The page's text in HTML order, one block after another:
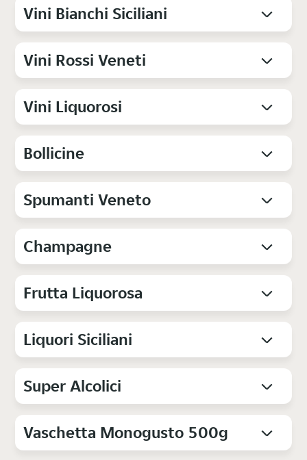
Vini Bianchi Siciliani
Vini Rossi Veneti
Vini Liquorosi
Bollicine
Spumanti Veneto
Champagne
Frutta Liquorosa
Liquori Siciliani
Super Alcolici
Vaschetta Monogusto 500g